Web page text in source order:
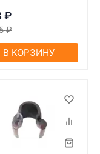
₽
₽
В КОРЗИНУ